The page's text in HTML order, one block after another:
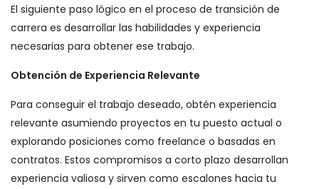
El siguiente paso lógico en el proceso de transición de
carrera es desarrollar las habilidades y experiencia
necesarias para obtener ese trabajo.
Obtención de Experiencia Relevante
Para conseguir el trabajo deseado, obtén experiencia
relevante asumiendo proyectos en tu puesto actual o
explorando posiciones como freelance o basadas en
contratos. Estos compromisos a corto plazo desarrollan
experiencia valiosa y sirven como escalones hacia tu